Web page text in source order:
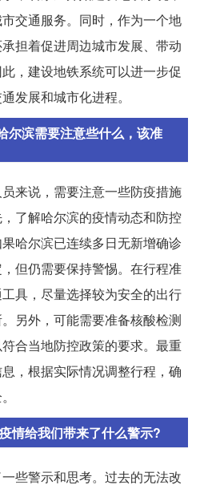
交通服务。同时，作为一个地
担着促进周边城市发展、带动
，建设地铁系统可以进一步促
发展和城市化进程。
尔滨需要注意些什么，该准
来说，需要注意一些防疫措施
了解哈尔滨的疫情动态和防控
哈尔滨已连续多日无新增确诊
但仍需要保持警惕。在行程准
具，尽量选择较为安全的出行
另外，可能需要准备核酸检测
合当地防控政策的要求。最重
，根据实际情况调整行程，确
情给我们带来了什么警示?
些警示和思考。过去的无法改